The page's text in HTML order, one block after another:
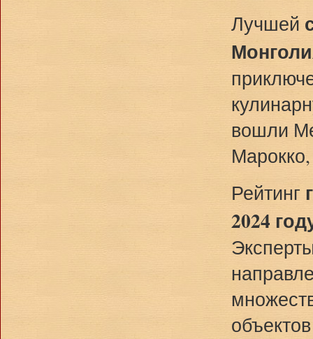
Лучшей
вошли
Рейтинг
2024